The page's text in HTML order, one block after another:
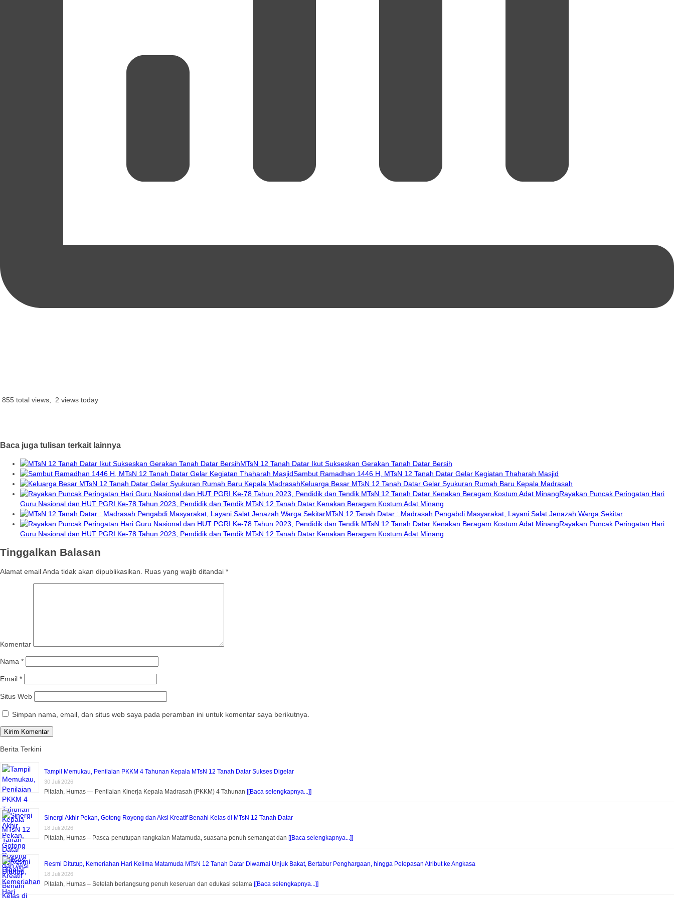
855 total views, 2 views today
Baca juga tulisan terkait lainnya
MTsN 12 Tanah Datar Ikut Sukseskan Gerakan Tanah Datar Bersih
Sambut Ramadhan 1446 H, MTsN 12 Tanah Datar Gelar Kegiatan Thaharah Masjid
Keluarga Besar MTsN 12 Tanah Datar Gelar Syukuran Rumah Baru Kepala Madrasah
Rayakan Puncak Peringatan Hari
Guru Nasional dan HUT PGRI Ke-78 Tahun 2023, Pendidik dan Tendik MTsN 12 Tanah Datar Kenakan Beragam Kostum Adat Minang
MTsN 12 Tanah Datar : Madrasah Pengabdi Masyarakat, Layani Salat Jenazah Warga Sekitar
Rayakan Puncak Peringatan Hari
Guru Nasional dan HUT PGRI Ke-78 Tahun 2023, Pendidik dan Tendik MTsN 12 Tanah Datar Kenakan Beragam Kostum Adat Minang
Tinggalkan Balasan
Alamat email Anda tidak akan dipublikasikan. Ruas yang wajib ditandai *
Komentar
Nama *
Email *
Situs Web
Simpan nama, email, dan situs web saya pada peramban ini untuk komentar saya berikutnya.
Berita Terkini
Tampil Memukau, Penilaian PKKM 4 Tahunan Kepala MTsN 12 Tanah Datar Sukses Digelar
30 Juli 2026
Pitalah, Humas — Penilaian Kinerja Kepala Madrasah (PKKM) 4 Tahunan [[Baca selengkapnya...]]
Sinergi Akhir Pekan, Gotong Royong dan Aksi Kreatif Benahi Kelas di MTsN 12 Tanah Datar
18 Juli 2026
Pitalah, Humas – Pasca-penutupan rangkaian Matamuda, suasana penuh semangat dan [[Baca selengkapnya...]]
Resmi Ditutup, Kemeriahan Hari Kelima Matamuda MTsN 12 Tanah Datar Diwarnai Unjuk Bakat, Bertabur Penghargaan, hingga Pelepasan Atribut ke Angkasa
18 Juli 2026
Pitalah, Humas – Setelah berlangsung penuh keseruan dan edukasi selama [[Baca selengkapnya...]]